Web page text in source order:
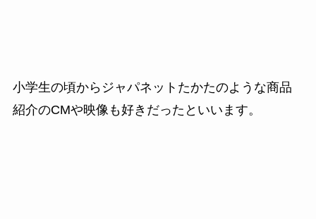
小学生の頃からジャパネットたかたのような商品
紹介のCMや映像も好きだったといいます。